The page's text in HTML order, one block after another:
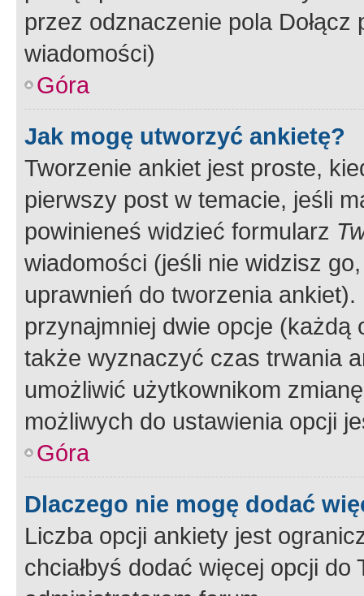
przez odznaczenie pola
wiadomości)
Góra
Jak mogę utworzyć ankietę?
Tworzenie ankiet jest proste,
pierwszy post w temacie, jeśli
powinieneś widzieć formularz
wiadomości (jeśli nie widzisz
uprawnień do tworzenia
przynajmniej dwie opcje
także wyznaczyć czas trwania
umożliwić użytkownikom
możliwych do ustawienia opcji
Góra
Dlaczego nie mogę dodać
Liczba opcji ankiety jest
chciałbyś dodać więcej opcji